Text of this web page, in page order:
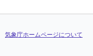
気象庁ホームページについて